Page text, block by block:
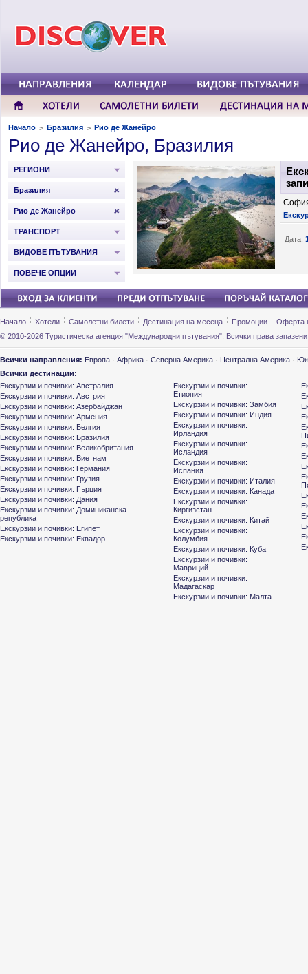
Начало > Бразилия > Рио де Жанейро
Рио де Жанейро, Бразилия
РЕГИОНИ
Бразилия
Рио де Жанейро
ТРАНСПОРТ
ВИДОВЕ ПЪТУВАНИЯ
ПОВЕЧЕ ОПЦИИ
Дата:
Начало Хотели Самолетни билети Дестинация на месеца Промоции
Оферта
© 2010-2026 Туристическа агенция "Международни пътувания". Всички права
Всички направления: Европа · Африка · Северна Америка · Централна Америка ·
Всички дестинации:
Екскурзии и почивки: Австралия
Екскурзии и почивки: Австрия
Екскурзии и почивки: Азербайджан
Екскурзии и почивки: Армения
Екскурзии и почивки: Белгия
Екскурзии и почивки: Бразилия
Екскурзии и почивки: Великобритания
Екскурзии и почивки: Виетнам
Екскурзии и почивки: Германия
Екскурзии и почивки: Грузия
Екскурзии и почивки: Гърция
Екскурзии и почивки: Дания
Екскурзии и почивки: Доминиканска
република
Екскурзии и почивки: Египет
Екскурзии и почивки: Еквадор
Екскурзии и почивки:
Етиопия
Екскурзии и почивки: Замбия
Екскурзии и почивки: Индия
Екскурзии и почивки:
Ирландия
Екскурзии и почивки:
Исландия
Екскурзии и почивки:
Испания
Екскурзии и почивки: Италия
Екскурзии и почивки: Канада
Екскурзии и почивки:
Киргизстан
Екскурзии и почивки: Китай
Екскурзии и почивки:
Колумбия
Екскурзии и почивки: Куба
Екскурзии и почивки:
Мавриций
Екскурзии и почивки:
Мадагаскар
Екскурзии и почивки: Малта